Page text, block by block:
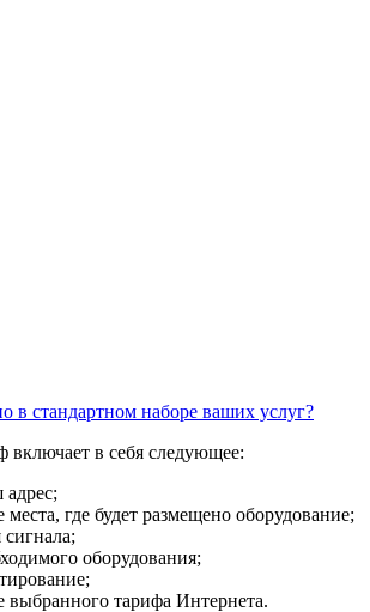
в стандартном наборе ваших услуг?
включает в себя следующее:
места, где будет размещено оборудование;
оборудования;
тарифа Интернета.